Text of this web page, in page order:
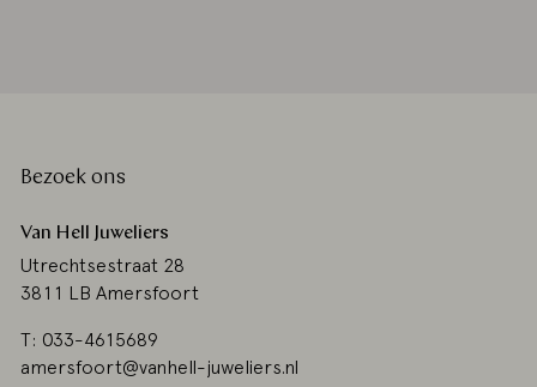
Bezoek ons
Van Hell Juweliers
Utrechtsestraat 28
3811 LB Amersfoort
T: 033-4615689
amersfoort@vanhell-juweliers.nl